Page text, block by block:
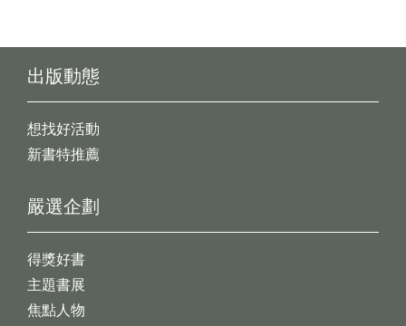
出版動態
想找好活動
新書特推薦
嚴選企劃
得獎好書
主題書展
焦點人物